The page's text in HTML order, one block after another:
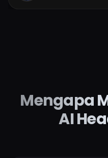
Mengapa
AI